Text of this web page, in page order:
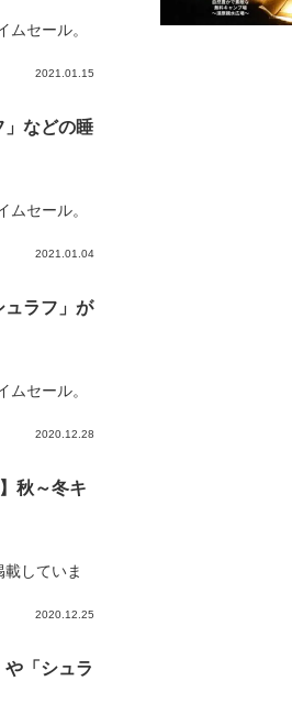
セール。
2021.01.15
などの睡
セール。
2021.01.04
ラフ」が
セール。
2020.12.28
秋～冬キ
していま
2020.12.25
「シュラ